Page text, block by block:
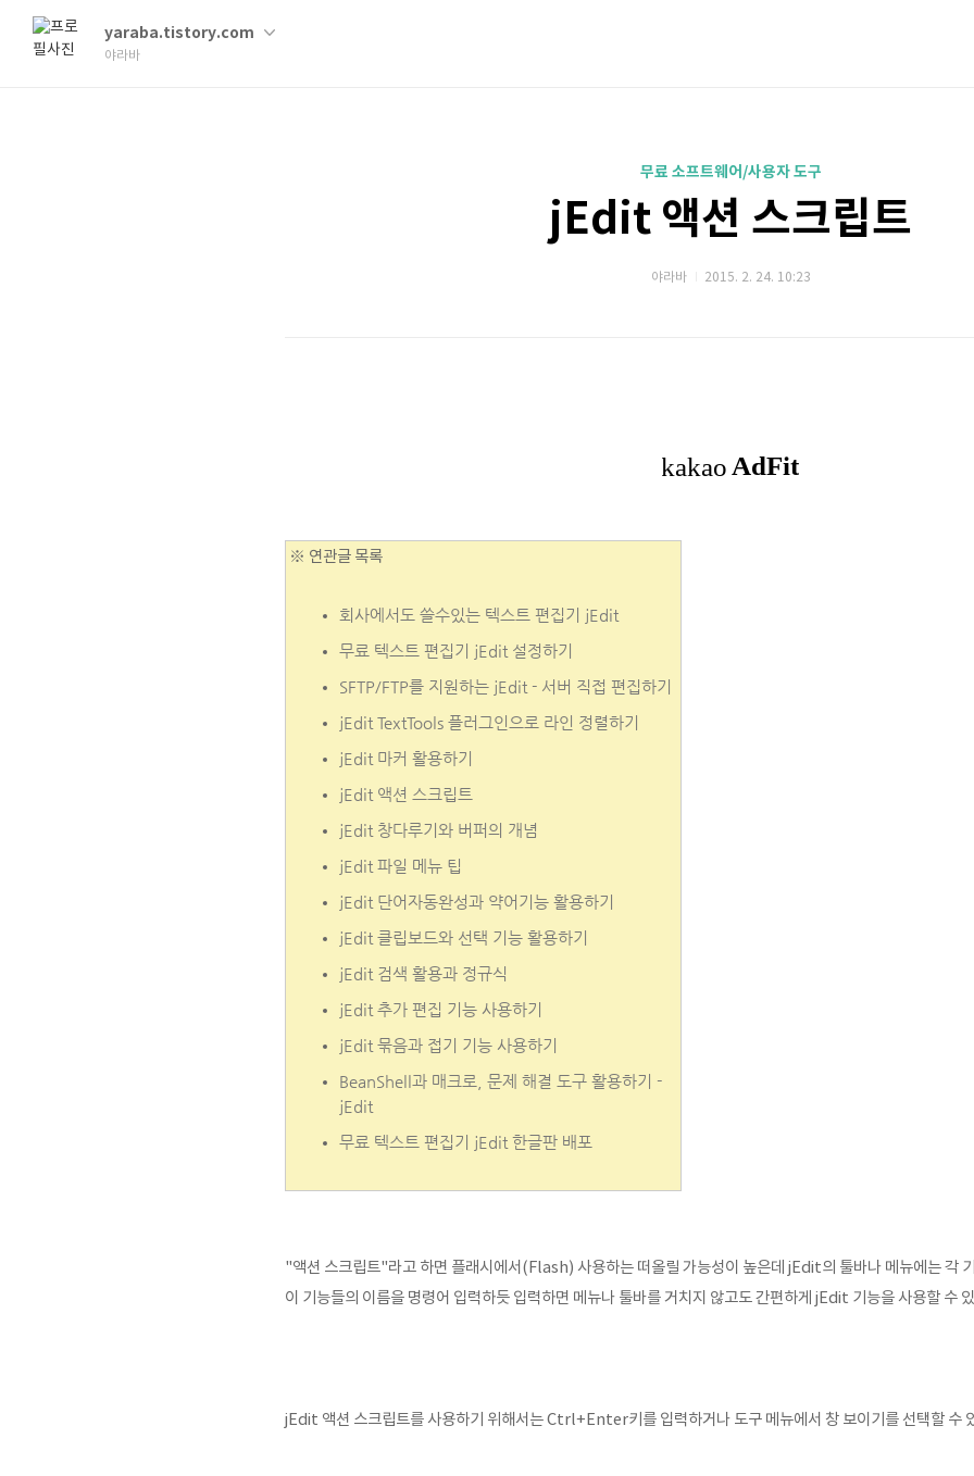
yaraba.tistory.com
야라바
무료 소프트웨어/사용자 도구
jEdit 액션 스크립트
야라바 2015. 2. 24. 10:23
※ 연관글 목록
회사에서도 쓸수있는 텍스트 편집기 jEdit
무료 텍스트 편집기 jEdit 설정하기
SFTP/FTP를 지원하는 jEdit - 서버 직접 편집하기
jEdit TextTools 플러그인으로 라인 정렬하기
jEdit 마커 활용하기
jEdit 액션 스크립트
jEdit 창다루기와 버퍼의 개념
jEdit 파일 메뉴 팁
jEdit 단어자동완성과 약어기능 활용하기
jEdit 클립보드와 선택 기능 활용하기
jEdit 검색 활용과 정규식
jEdit 추가 편집 기능 사용하기
jEdit 묶음과 접기 기능 사용하기
BeanShell과 매크로, 문제 해결 도구 활용하기 -
jEdit
무료 텍스트 편집기 jEdit 한글판 배포
"액션 스크립트"라고 하면 플래시에서(Flash) 사용하는 떠올릴 가능성이 높은데 jEdit의 툴바나 메뉴에는 각
이 기능들의 이름을 명령어 입력하듯 입력하면 메뉴나 툴바를 거치지 않고도 간편하게 jEdit 기능을 사용할 수
jEdit 액션 스크립트를 사용하기 위해서는Ctrl+Enter키를 입력하거나 도구 메뉴에서 창 보이기를 선택할 수